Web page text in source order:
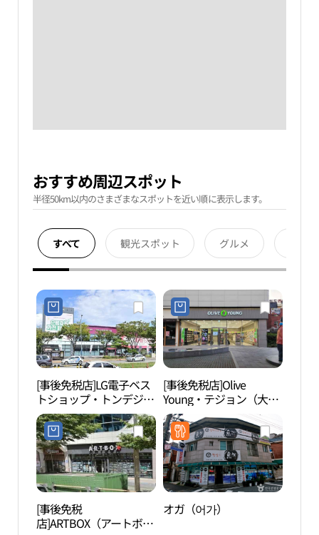
おすすめ周辺スポット
半径50km以内のさまざまなスポットを近い順に表示します。
すべて 観光スポット グルメ
[事後免税店]LG電子ベス
トショップ・トンデジョ
ン（東大田）本店(LG전
자 베스트샵 동대전본점)
[事後免税店]Olive
Young・テジョン（大
田）ターミナル東館店
(올리브영 대전터미널동
관점)
[事後免税
店]ARTBOX（アートボッ
オガ（어가）